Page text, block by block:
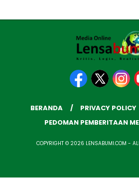
BERANDA PRIVACY POLICY
PEDOMAN PEMBERITAAN
COPYRIGHT © 2026 LENSABUMI.COM -